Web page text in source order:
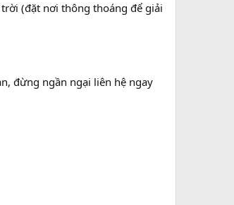
(đặt nơi thông thoáng để giải
đừng ngần ngại liên hệ ngay